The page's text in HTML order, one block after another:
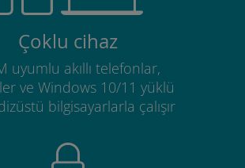
Çoklu cihaz
uyumlu akıllı telefonlar,
ve Windows 10/11 yüklü
bilgisayarlarla çalışır